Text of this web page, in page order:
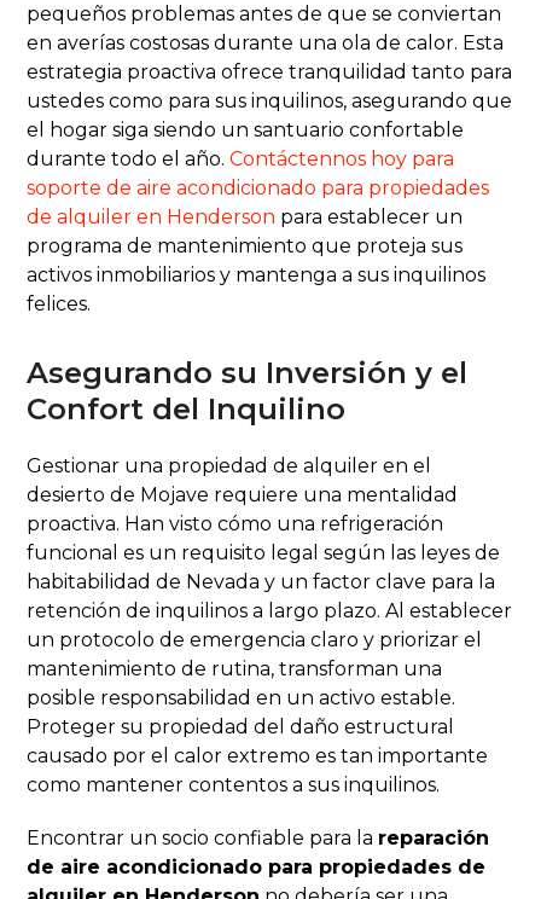
pequeños problemas antes de que se conviertan
en averías costosas durante una ola de calor. Esta
estrategia proactiva ofrece tranquilidad tanto para
ustedes como para sus inquilinos, asegurando que
el hogar siga siendo un santuario confortable
durante todo el año.Contáctennos hoy para
soporte de aire acondicionado para propiedades
de alquiler en Henderson para establecer un
programa de mantenimiento que proteja sus
activos inmobiliarios y mantenga a sus inquilinos
felices.
Asegurando su Inversión y el
Confort del Inquilino
Gestionar una propiedad de alquiler en el
desierto de Mojave requiere una mentalidad
proactiva. Han visto cómo una refrigeración
funcional es un requisito legal según las leyes de
habitabilidad de Nevada y un factor clave para la
retención de inquilinos a largo plazo. Al establecer
un protocolo de emergencia claro y priorizar el
mantenimiento de rutina, transforman una
posible responsabilidad en un activo estable.
Proteger su propiedad del daño estructural
causado por el calor extremo es tan importante
como mantener contentos a sus inquilinos.
Encontrar un socio confiable para la reparación
de aire acondicionado para propiedades de